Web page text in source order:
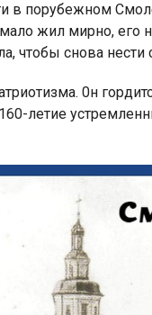
в порубежном
жил мирно, его
чтобы снова
0н
летие